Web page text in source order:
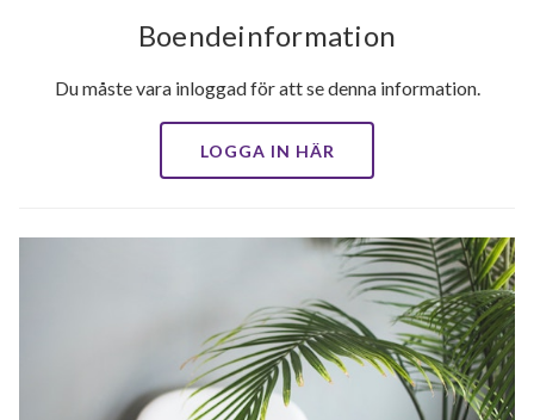
Boendeinformation
Du måste vara inloggad för att se denna information.
LOGGA IN HÄR